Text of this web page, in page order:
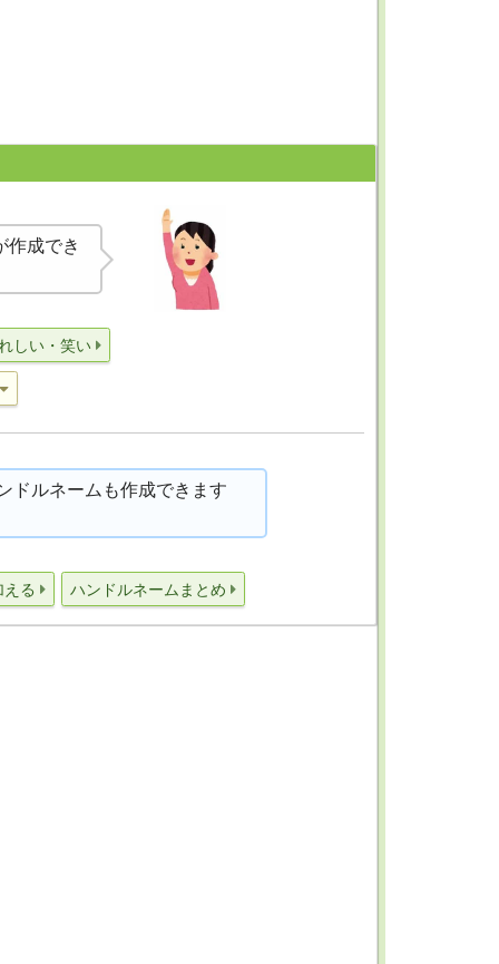
作成でき
しい・笑い
ドルネームも作成できます
る ハンドルネームまとめ